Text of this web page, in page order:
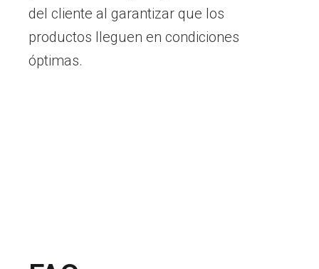
del cliente al garantizar que los
productos lleguen en condiciones
óptimas.